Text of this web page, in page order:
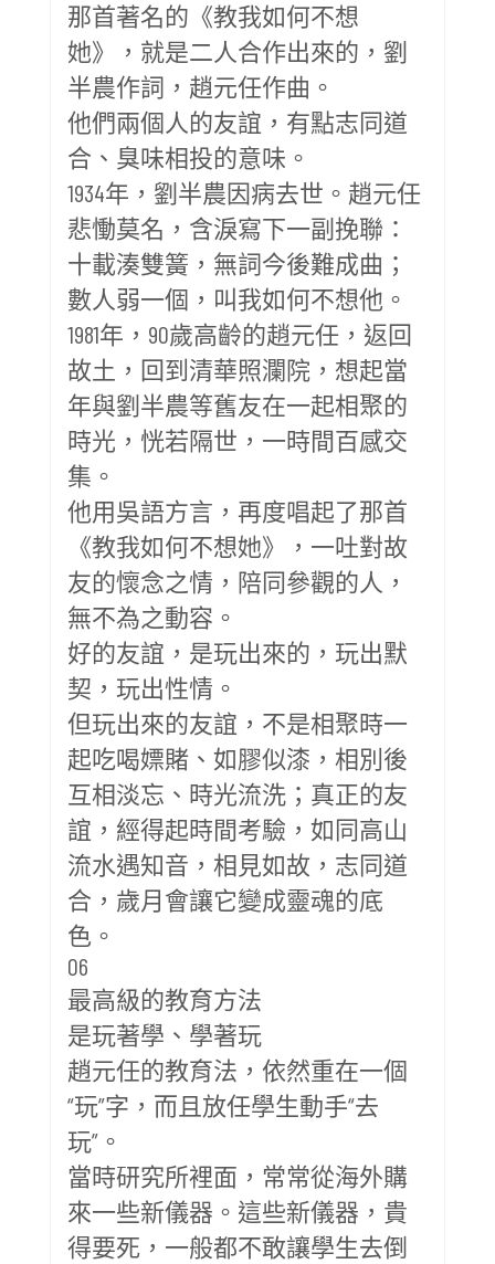
那首著名的《教我如何不想
她》，就是二人合作出來的，劉
半農作詞，趙元任作曲。
他們兩個人的友誼，有點志同道
合、臭味相投的意味。
1934年，劉半農因病去世。趙元任
悲慟莫名，含淚寫下一副挽聯：
十載湊雙簧，無詞今後難成曲；
數人弱一個，叫我如何不想他。
1981年，90歲高齡的趙元任，返回
故土，回到清華照瀾院，想起當
年與劉半農等舊友在一起相聚的
時光，恍若隔世，一時間百感交
集。
他用吳語方言，再度唱起了那首
《教我如何不想她》，一吐對故
友的懷念之情，陪同參觀的人，
無不為之動容。
好的友誼，是玩出來的，玩出默
契，玩出性情。
但玩出來的友誼，不是相聚時一
起吃喝嫖賭、如膠似漆，相別後
互相淡忘、時光流洗；真正的友
誼，經得起時間考驗，如同高山
流水遇知音，相見如故，志同道
合，歲月會讓它變成靈魂的底
色。
06
最高級的教育方法
是玩著學、學著玩
趙元任的教育法，依然重在一個
“玩”字，而且放任學生動手“去
玩”。
當時研究所裡面，常常從海外購
來一些新儀器。這些新儀器，貴
得要死，一般都不敢讓學生去倒